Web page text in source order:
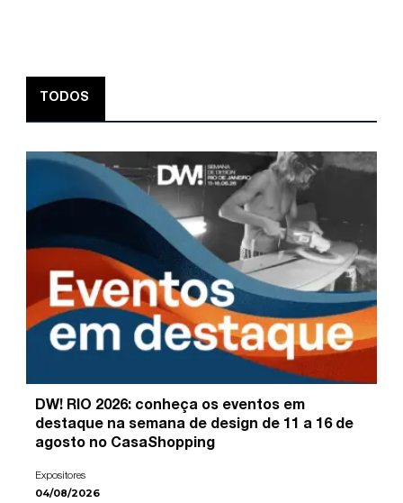
TODOS
DW! RIO 2026: conheça os eventos em
destaque na semana de design de 11 a 16 de
agosto no CasaShopping
Expositores
04/08/2026